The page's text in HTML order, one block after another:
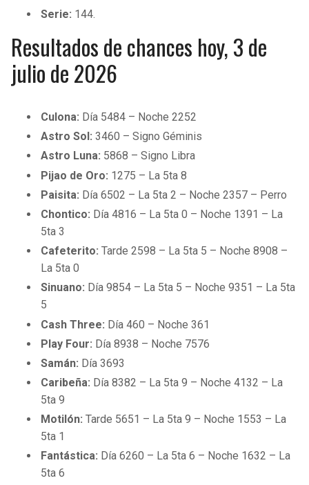
Serie: 144.
Resultados de chances hoy, 3 de
julio de 2026
Culona: Día 5484 – Noche 2252
Astro Sol: 3460 – Signo Géminis
Astro Luna: 5868 – Signo Libra
Pijao de Oro: 1275 – La 5ta 8
Paisita: Día 6502 – La 5ta 2 – Noche 2357 – Perro
Chontico: Día 4816 – La 5ta 0 – Noche 1391 – La
5ta 3
Cafeterito:Tarde 2598 – La 5ta 5 – Noche 8908 –
La 5ta 0
Sinuano: Día 9854 – La 5ta 5 – Noche 9351 – La 5ta
5
Cash Three: Día 460 – Noche 361
Play Four: Día 8938 – Noche 7576
Samán: Día 3693
Caribeña: Día 8382 – La 5ta 9 – Noche 4132 – La
5ta 9
Motilón:Tarde 5651 – La 5ta 9 – Noche 1553 – La
5ta 1
Fantástica: Día 6260 – La 5ta 6 – Noche 1632 – La
5ta 6